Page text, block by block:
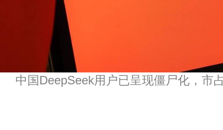
中国DeepSeek用户已呈现僵尸化，市